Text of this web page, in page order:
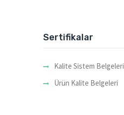
Sertifikalar
Kalite Sistem Belgeleri
Ürün Kalite Belgeleri